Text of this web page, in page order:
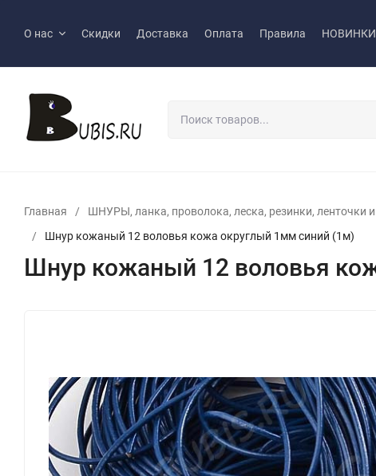
О нас Скидки Доставка Оплата Правила НОВИНКИ
Главная / ШНУРЫ, ланка, проволока, леска, резинки, ленточки и
/
Шнур кожаный 12 воловья кожа округлый 1мм синий (1м)
Шнур кожаный 12 воловья